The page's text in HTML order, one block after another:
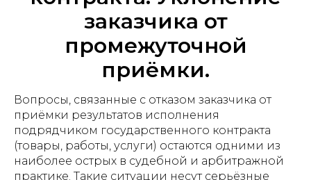
заказчика от
промежуточной
приёмки.
Вопросы, связанные с отказом заказчика от
приёмки результатов исполнения
подрядчиком государственного контракта
(товары, работы, услуги) остаются одними из
наиболее острых в судебной и арбитражной
практике. Такие ситуации несут серьёзные